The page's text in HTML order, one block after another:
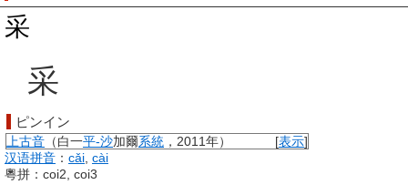
采
采
ピンイン
[表示]
上古音 （白一平-沙加爾系統 ，2011年）
汉语拼音 ： cǎi cài
粵拼：coi2, coi3